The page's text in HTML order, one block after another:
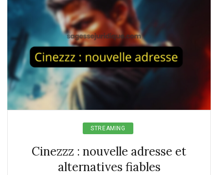
STREAMING
Cinezzz : nouvelle adresse et
alternatives fiables